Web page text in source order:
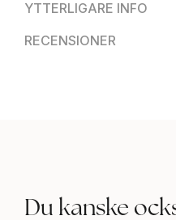
YTTERLIGARE INFO
RECENSIONER
Du kanske